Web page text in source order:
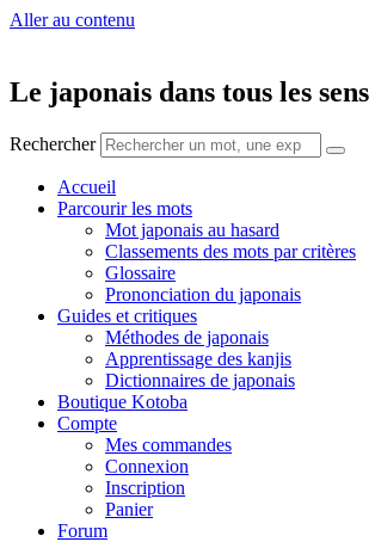
Aller au contenu
Le japonais dans tous les sens
Rechercher
Accueil
Parcourir les mots
Mot japonais au hasard
Classements des mots par critères
Glossaire
Prononciation du japonais
Guides et critiques
Méthodes de japonais
Apprentissage des kanjis
Dictionnaires de japonais
Boutique Kotoba
Compte
Mes commandes
Connexion
Inscription
Panier
Forum